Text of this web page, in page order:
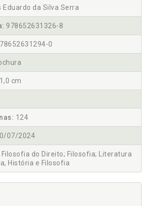
Eduardo da Silva Serra
978652631326-8
0
cm
124
07/2024
Filosofia do Direito; Filosofia; Literatura
História e Filosofia